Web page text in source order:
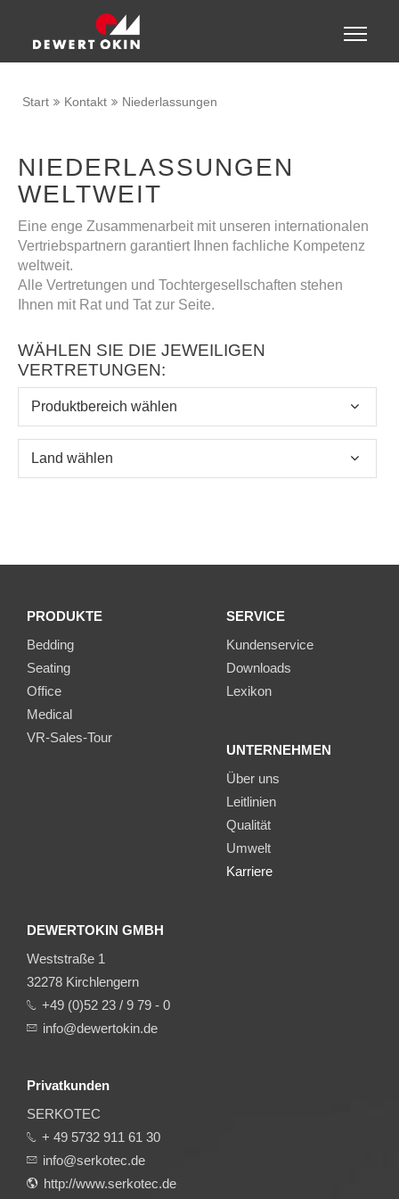
Toggle
Start Kontakt Niederlassungen
NIEDERLASSUNGEN
WELTWEIT
Eine enge Zusammenarbeit mit unseren internationalen
Vertriebspartnern garantiert Ihnen fachliche Kompetenz
weltweit.
Alle Vertretungen und Tochtergesellschaften stehen
Ihnen mit Rat und Tat zur Seite.
WÄHLEN SIE DIE JEWEILIGEN
VERTRETUNGEN:
PRODUKTE
Bedding
Seating
Office
Medical
VR-Sales-Tour
SERVICE
Kundenservice
Downloads
Lexikon
UNTERNEHMEN
Über uns
Leitlinien
Qualität
Umwelt
Karriere
DEWERTOKIN GMBH
Weststraße 1
32278 Kirchlengern
+49 (0)52 23 / 9 79 - 0
info@dewertokin.de
Privatkunden
SERKOTEC
+ 49 5732 911 61 30
info@serkotec.de
http://www.serkotec.de